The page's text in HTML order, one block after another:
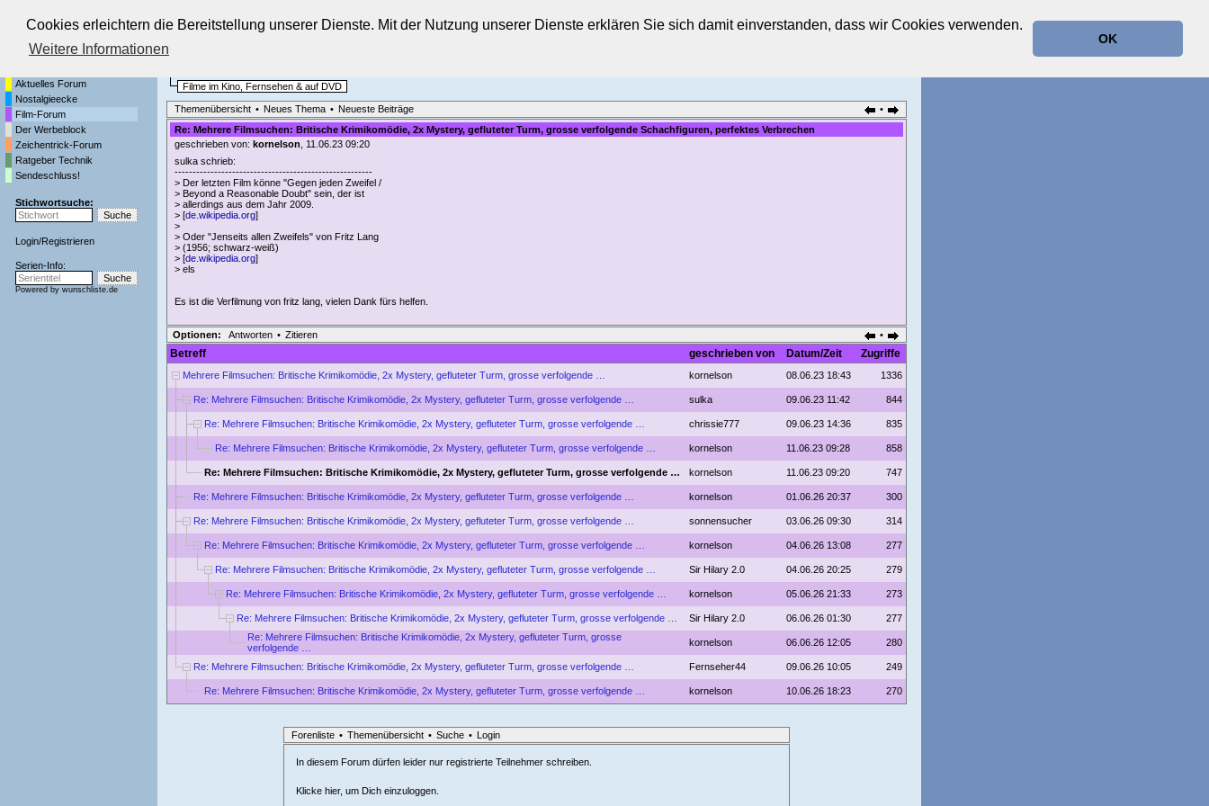
Cookies erleichtern die Bereitstellung unserer Dienste. Mit der Nutzung unserer Dienste erklären Sie sich damit einverstanden, dass wir Cookies verwenden.
Weitere Informationen
OK
Die Fernseh-Diskussionsforen von
Aktuelles Forum
Nostalgieecke
Film-Forum
Der Werbeblock
Zeichentrick-Forum
Ratgeber Technik
Sendeschluss!
Stichwortsuche:
Login/Registrieren
Serien-Info:
Powered by wunschliste.de
Filme im Kino, Fernsehen & auf DVD
Themenübersicht • Neues Thema • Neueste Beiträge
•
Re: Mehrere Filmsuchen: Britische Krimikomödie, 2x Mystery, gefluteter Turm, grosse verfolgende Schachfiguren, perfektes Verbrechen
geschrieben von: kornelson, 11.06.23 09:20
sulka schrieb:
-------------------------------------------------------
> Der letzten Film könne "Gegen jeden Zweifel /
> Beyond a Reasonable Doubt" sein, der ist
> allerdings aus dem Jahr 2009.
> [de.wikipedia.org]
>
> Oder "Jenseits allen Zweifels" von Fritz Lang
> (1956; schwarz-weiß)
> [de.wikipedia.org]
> els
Es ist die Verfilmung von fritz lang, vielen Dank fürs helfen.
•
Optionen: Antworten • Zitieren
Betreff geschrieben von Datum/Zeit Zugriffe
Mehrere Filmsuchen: Britische Krimikomödie, 2x Mystery, gefluteter Turm, grosse verfolgende … kornelson 08.06.23 18:43 1336
Re: Mehrere Filmsuchen: Britische Krimikomödie, 2x Mystery, gefluteter Turm, grosse verfolgende … sulka 09.06.23 11:42 844
Re: Mehrere Filmsuchen: Britische Krimikomödie, 2x Mystery, gefluteter Turm, grosse verfolgende … chrissie777 09.06.23 14:36 835
Re: Mehrere Filmsuchen: Britische Krimikomödie, 2x Mystery, gefluteter Turm, grosse verfolgende … kornelson 11.06.23 09:28 858
Re: Mehrere Filmsuchen: Britische Krimikomödie, 2x Mystery, gefluteter Turm, grosse verfolgende … kornelson 11.06.23 09:20 747
Re: Mehrere Filmsuchen: Britische Krimikomödie, 2x Mystery, gefluteter Turm, grosse verfolgende … kornelson 01.06.26 20:37 300
Re: Mehrere Filmsuchen: Britische Krimikomödie, 2x Mystery, gefluteter Turm, grosse verfolgende … sonnensucher 03.06.26 09:30 314
Re: Mehrere Filmsuchen: Britische Krimikomödie, 2x Mystery, gefluteter Turm, grosse verfolgende … kornelson 04.06.26 13:08 277
Re: Mehrere Filmsuchen: Britische Krimikomödie, 2x Mystery, gefluteter Turm, grosse verfolgende … Sir Hilary 2.0 04.06.26 20:25 279
Re: Mehrere Filmsuchen: Britische Krimikomödie, 2x Mystery, gefluteter Turm, grosse verfolgende … kornelson 05.06.26 21:33 273
Re: Mehrere Filmsuchen: Britische Krimikomödie, 2x Mystery, gefluteter Turm, grosse verfolgende … Sir Hilary 2.0 06.06.26 01:30
277
Re: Mehrere Filmsuchen: Britische Krimikomödie, 2x Mystery, gefluteter Turm, grosse
verfolgende …
kornelson 06.06.26 12:05 280
Re: Mehrere Filmsuchen: Britische Krimikomödie, 2x Mystery, gefluteter Turm, grosse verfolgende … Fernseher44 09.06.26 10:05 249
Re: Mehrere Filmsuchen: Britische Krimikomödie, 2x Mystery, gefluteter Turm, grosse verfolgende … kornelson 10.06.26 18:23 270
Forenliste • Themenübersicht • Suche • Login
In diesem Forum dürfen leider nur registrierte Teilnehmer schreiben.
Klicke hier, um Dich einzuloggen.